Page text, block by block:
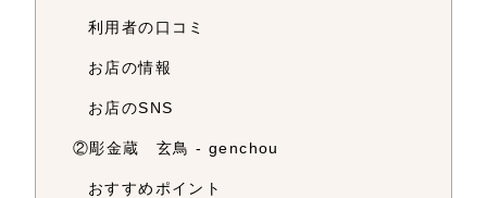
利用者の口コミ
お店の情報
お店のSNS
②彫金蔵 玄鳥 ‐ genchou
おすすめポイント